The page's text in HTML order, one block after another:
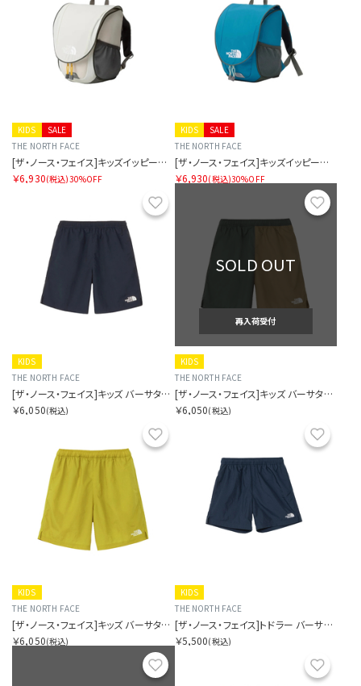
SALE
KIDS
THE NORTH FACE
[ザ・ノース・フェイス]キッズイッピーパック
￥6,930(税込)30%OFF
SALE
KIDS
THE NORTH FACE
[ザ・ノース・フェイス]キッズイッピーパック
￥6,930(税込)30%OFF
お気に入り
KIDS
THE NORTH FACE
[ザ・ノース・フェイス]キッズ バーサタイルショート
￥6,050(税込)
SOLD OUT
再入荷受付
KIDS
THE NORTH FACE
[ザ・ノース・フェイス]キッズ バーサタイルショート
￥6,050(税込)
お気に入り
KIDS
THE NORTH FACE
[ザ・ノース・フェイス]キッズ バーサタイルショート
￥6,050(税込)
KIDS
THE NORTH FACE
[ザ・ノース・フェイス]トドラー バーサタイルショート
￥5,500(税込)
お気に入り